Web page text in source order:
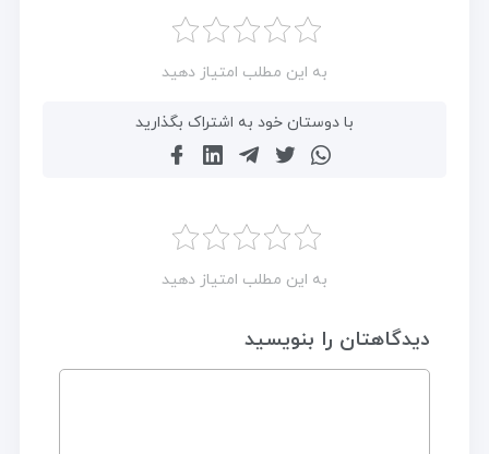
به این مطلب امتیاز دهید
با دوستان خود به اشتراک بگذارید
به این مطلب امتیاز دهید
دیدگاهتان را بنویسید